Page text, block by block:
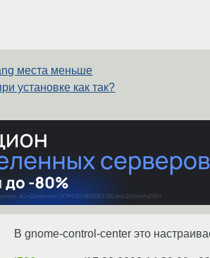
места меньше
установке как так?
В gnome-control-center это